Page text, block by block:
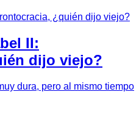
II:
dijo viejo?